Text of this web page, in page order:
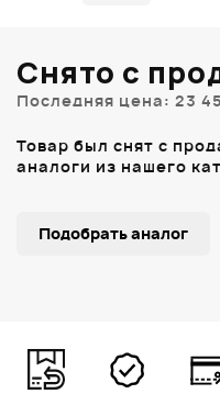
Снято с
Последняя цена: 23
Товар был снят с
аналоги из нашего
Подобрать аналог